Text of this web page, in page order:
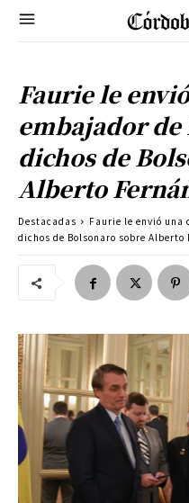
Faurie le
embajador
dichos de
Alberto
Destacadas
Faurie le envió
dichos de Bolsonaro sobre Alberto